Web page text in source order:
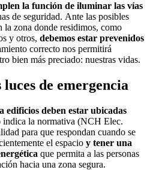
la función de iluminar las vías
de seguridad. Ante las posibles
la zona donde residimos, como
y otros, debemos estar prevenidos
correcto nos permitirá
bien más preciado: nuestras vidas.
de emergencia
edificios deben estar ubicadas
indica la normativa (NCH Elec.
para que respondan cuando se
el espacio y tener una
que permita a las personas
hacia una zona segura.